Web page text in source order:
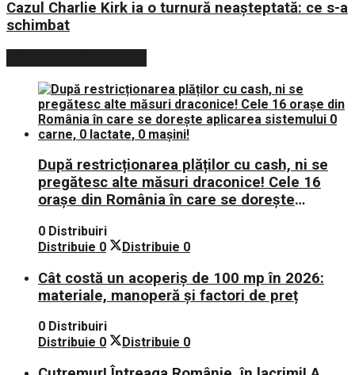
Cazul Charlie Kirk ia o turnură neașteptată: ce s-a
schimbat
După restricționarea plăților cu cash, ni se
pregătesc alte măsuri draconice! Cele 16
orașe din România în care se dorește
mașini!
0 Distribuiri
Distribuie 0 Distribuie 0
Cât costă un acoperiș de 100 mp în 2026:
materiale, manoperă și factori de preț
0 Distribuiri
Distribuie 0 Distribuie 0